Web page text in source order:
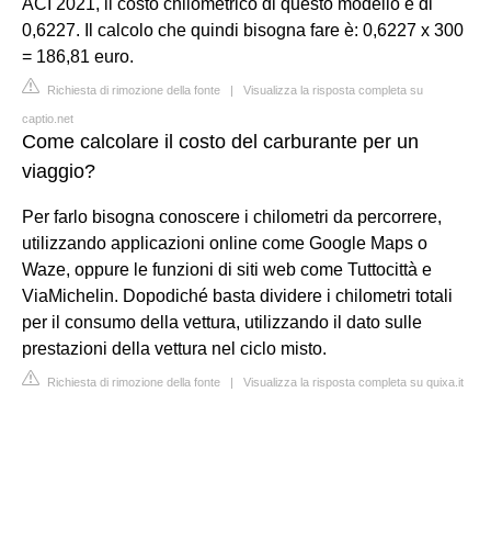
0,6227. Il calcolo che quindi bisogna fare è: 0,6227 x 300
= 186,81 euro.
Richiesta di rimozione della fonte | Visualizza la risposta completa su
captio.net
Come calcolare il costo del carburante per un
viaggio?
Per farlo bisogna conoscere i chilometri da percorrere,
utilizzando applicazioni online come Google Maps o
Waze, oppure le funzioni di siti web come Tuttocittà e
ViaMichelin. Dopodiché basta dividere i chilometri totali
per il consumo della vettura, utilizzando il dato sulle
prestazioni della vettura nel ciclo misto.
Richiesta di rimozione della fonte | Visualizza la risposta completa su quixa.it